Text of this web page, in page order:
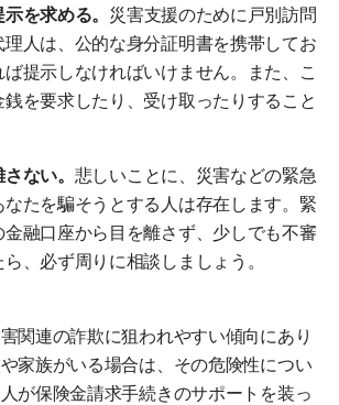
を求める。 災害支援のために戸別訪問
理人は、公的な身分証明書を携帯してお
ば提示しなければいけません。また、こ
を要求したり、受け取ったりすること
ない。 悲しいことに、災害などの緊急
たを騙そうとする人は存在します。緊
融口座から目を離さず、少しでも不審
、必ず周りに相談しましょう。
関連の詐欺に狙われやすい傾向にあり
家族がいる場合は、その危険性につい
が保険金請求手続きのサポートを装っ